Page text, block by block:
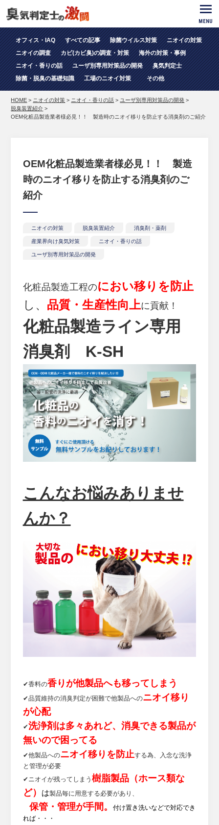
MENU
オフィス・IAQ すべての記事 除菌ウイルス対策
ニオイの対策
ニオイの調査
カビ(カビ臭)の調査・対策
海外の対策・事例
ニオイ・香りの話
ユーザ別専用対策品の開発
臭気判定士
除菌・脱臭の基礎知識
工場のニオイ対策 その他
HOME > ニオイの対策 > ニオイ・香りの話 > ユーザ別専用対策品の開発 >
脱臭装置紹介 >
OEM化粧品製造業者様必見！！ 製造時のニオイ移りを防止する消臭剤のご紹介
OEM化粧品製造業者様必見！！ 製造
時のニオイ移りを防止する消臭剤のご
紹介
ニオイの対策 脱臭装置紹介 消臭剤・薬剤
産業界向け臭気対策 ニオイ・香りの話
ユーザ別専用対策品の開発
化粧品製造工程のにおい移りを防止
し、 品質・生産性向上に貢献！
化粧品製造ライン専用
消臭剤 K-SH
こんなお悩みありませ
んか？
✔香料の香りが他製品へも移ってしまう
✔品質維持の消臭判定が困難で他製品へのニオイ移り
が心配
✔洗浄剤は多々あれど、消臭できる製品が
無いので困ってる
✔他製品へのニオイ移りを防止する為、入念な洗浄
と管理が必要
✔ニオイが残ってしまう 樹脂製品（ホース類な
ど）
は製品毎に用意する必要があり、
保管・管理が手間。
付け置き洗いなどで対応でき
れば・・・